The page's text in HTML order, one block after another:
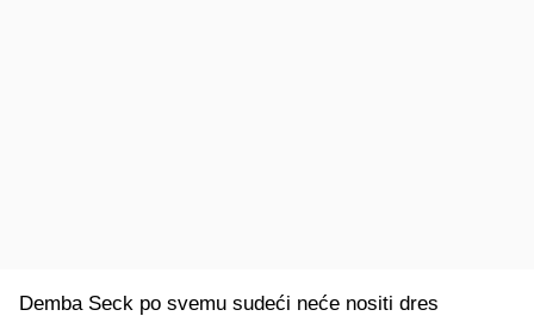
Demba Seck po svemu sudeći neće nositi dres